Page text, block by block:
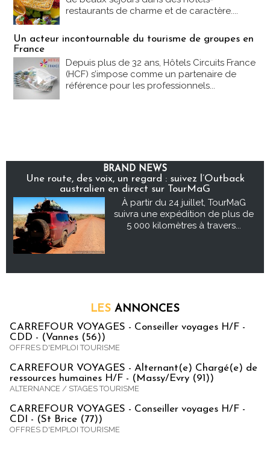
restaurants de charme et de caractère....
Un acteur incontournable du tourisme de groupes en
France
Depuis plus de 32 ans, Hôtels Circuits France
(HCF) s’impose comme un partenaire de
référence pour les professionnels...
BRAND NEWS
Une route, des voix, un regard : suivez l’Outback
australien en direct sur TourMaG
À partir du 24 juillet, TourMaG
suivra une expédition de plus de
5 000 kilomètres à travers...
LES ANNONCES
CARREFOUR VOYAGES - Conseiller voyages H/F -
CDD - (Vannes (56))
OFFRES D'EMPLOI TOURISME
CARREFOUR VOYAGES - Alternant(e) Chargé(e) de
ressources humaines H/F - (Massy/Evry (91))
ALTERNANCE / STAGES TOURISME
CARREFOUR VOYAGES - Conseiller voyages H/F -
CDI - (St Brice (77))
OFFRES D'EMPLOI TOURISME